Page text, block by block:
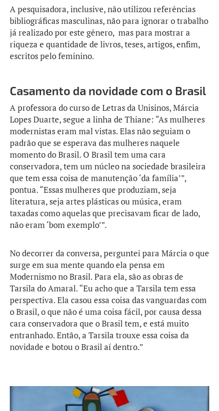
A pesquisadora, inclusive, não utilizou referências
bibliográficas masculinas, não para ignorar o trabalho
já realizado por este gênero, mas para mostrar a
riqueza e quantidade de livros, teses, artigos, enfim,
escritos pelo feminino.
Casamento da novidade com o Brasil
A professora do curso de Letras da Unisinos, Márcia
Lopes Duarte, segue a linha de Thiane: “As mulheres
modernistas eram mal vistas. Elas não seguiam o
padrão que se esperava das mulheres naquele
momento do Brasil. O Brasil tem uma cara
conservadora, tem um núcleo na sociedade brasileira
que tem essa coisa de manutenção ‘da família’”,
pontua. “Essas mulheres que produziam, seja
literatura, seja artes plásticas ou música, eram
taxadas como aquelas que precisavam ficar de lado,
não eram ‘bom exemplo’”.
No decorrer da conversa, perguntei para Márcia o que
surge em sua mente quando ela pensa em
Modernismo no Brasil. Para ela, são as obras de
Tarsila do Amaral. “Eu acho que a Tarsila tem essa
perspectiva. Ela casou essa coisa das vanguardas com
o Brasil, o que não é uma coisa fácil, por causa dessa
cara conservadora que o Brasil tem, e está muito
entranhado. Então, a Tarsila trouxe essa coisa da
novidade e botou o Brasil aí dentro.”